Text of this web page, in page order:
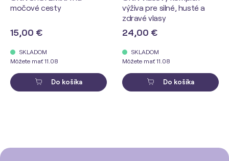
močové cesty
15,00 €
SKLADOM
Môžete mať 11.08
Do košíka
výživa pre silné, husté a
zdravé vlasy
24,00 €
SKLADOM
Môžete mať 11.08
Do košíka